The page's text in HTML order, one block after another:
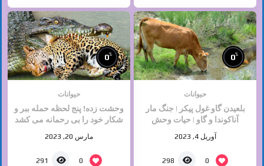
0%
حیوانات
بلعیدن گاو غول پیکر | جنگ مار
آناکوندا و گاو | حیات وحش
حیوانات | جنگ حیوانات
آوریل 4, 2023
0
298
0%
حیوانات
وحشت زده! پنج لحظه حمله ببر و
شکار خود را بی رحمانه می کشد
مارس 20, 2023
0
291